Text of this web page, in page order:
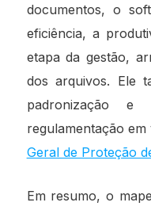
documentos, o
eficiência, a
etapa da gestão,
dos arquivos. Ele
padronização
regulamentação
Geral de Proteção
Em resumo, o